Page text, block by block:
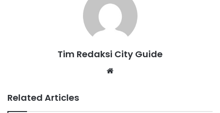
Tim Redaksi City Guide
Related Articles